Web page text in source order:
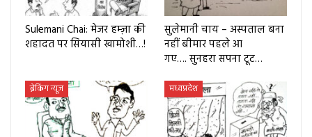
Sulemani Chai: मेजर हम्ज़ा की
शहादत पर सियासी खामोशी…!
सुलेमानी चाय – अस्पताल बना
नहीं बीमार पहले आ
गए…. सुनहरा सपना टूट…
ब्रेकिंग न्यूज मध्यप्रदेश